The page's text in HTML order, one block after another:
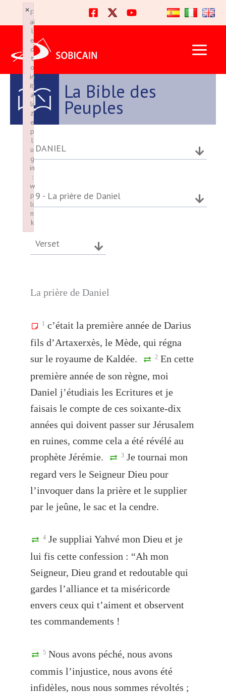
al
contenido
La Bible des
Peuples
DANIEL
9 - La prière de Daniel
Verset
La prière de Daniel
1 c’était la première année de Darius
fils d’Artaxerxès, le Mède, qui régna
sur le royaume de Kaldée.
2 En cette
première année de son règne, moi
Daniel j’étudiais les Ecritures et je
faisais le compte de ces soixante-dix
années qui doivent passer sur Jérusalem
en ruines, comme cela a été révélé au
prophète Jérémie.
3 Je tournai mon
regard vers le Seigneur Dieu pour
l’invoquer dans la prière et le supplier
par le jeûne, le sac et la cendre.
4 Je suppliai Yahvé mon Dieu et je
lui fis cette confession : “Ah mon
Seigneur, Dieu grand et redoutable qui
gardes l’alliance et ta miséricorde
envers ceux qui t’aiment et observent
tes commandements !
5 Nous avons péché, nous avons
commis l’injustice, nous avons été
infidèles, nous nous sommes révoltés ;
F
ai
l
e
d
t
o
in
iti
a
li
z
e
p
l
u
g
in
:
w
p
li
n
k
×
Failed to initialize plugin: wplink
F
ai
l
e
d
t
o
in
iti
a
li
z
e
p
l
u
g
in
:
w
p
li
n
k
×
Failed to initialize plugin: wplink